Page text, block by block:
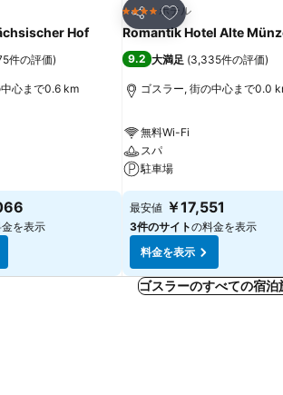
に追加
Hof
件の評価)
心まで0.6 km
を表示
シェア
お気に入りに追加
4 ホテルのランク
ホテル
Romantik Hotel Alte
9.2 大満足 (3,335件の評価)
ゴスラー, 街の中心まで0.0
無料Wi-Fi
スパ
駐車場
最安値 ￥17,551
3件のサイトの料金を表示
料金を表示
ゴスラーのすべての宿泊